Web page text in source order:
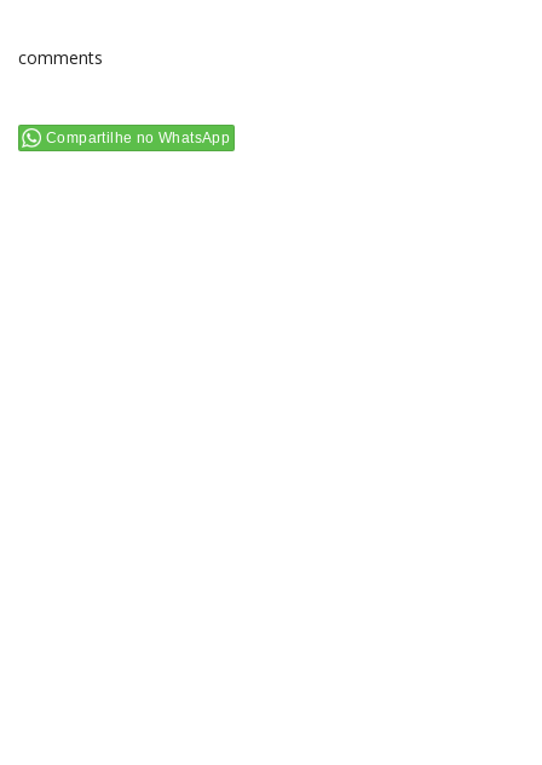
comments
Compartilhe no WhatsApp